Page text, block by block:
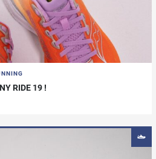
RIDE 19 !